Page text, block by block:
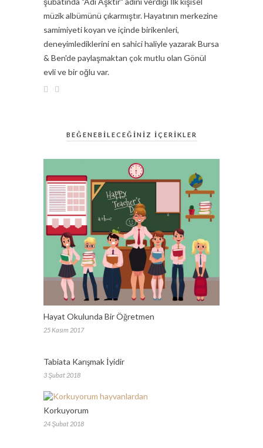
müzik albümünü çıkarmıştır. Hayatının merkezine
samimiyeti koyan ve içinde birikenleri,
deneyimlediklerini en sahici haliyle yazarak Bursa
& Ben'de paylaşmaktan çok mutlu olan Gönül
evli ve bir oğlu var.
BEĞENEBİLECEĞİNİZ İÇERİKLER
Hayat Okulunda Bir Öğretmen
25 Kasım 2017
Tabiata Karışmak İyidir
3 Şubat 2018
Korkuyorum
24 Şubat 2018